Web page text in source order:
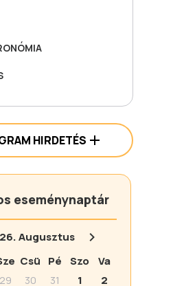
HIRDETÉS
eseménynaptár
Augusztus
Csü Pé Szo
Va
29 30 31 1
2